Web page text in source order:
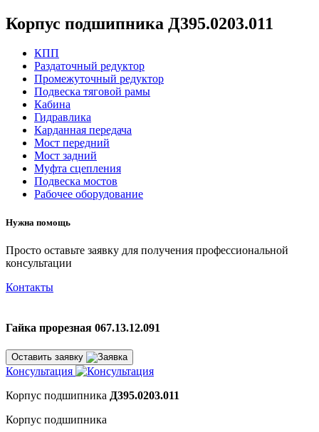
Корпус подшипника Д395.0203.011
КПП
Раздаточный редуктор
Промежуточный редуктор
Подвеска тяговой рамы
Кабина
Гидравлика
Карданная передача
Мост передний
Мост задний
Муфта сцепления
Подвеска мостов
Рабочее оборудование
Нужна помощь
Просто оставьте заявку для получения профессиональной
консультации
Контакты
Гайка прорезная 067.13.12.091
Оставить заявку
Консультация
Корпус подшипника Д395.0203.011
Корпус подшипника